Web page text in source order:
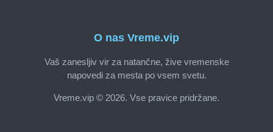
O nas Vreme.vip
Vaš zanesljiv vir za natančne, žive vremenske
napovedi za mesta po vsem svetu.
Vreme.vip © 2026. Vse pravice pridržane.